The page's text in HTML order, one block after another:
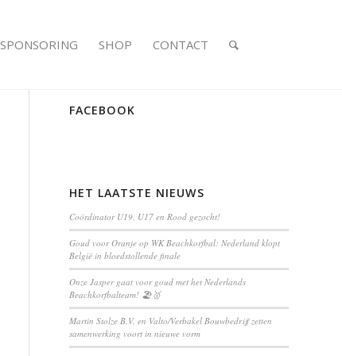
SPONSORING SHOP CONTACT
FACEBOOK
HET LAATSTE NIEUWS
Coördinator U19, U17 en Rood gezocht!
Goud voor Oranje op WK Beachkorfbal: Nederland klopt
België in bloedstollende finale
Onze Jasper gaat voor goud met het Nederlands
Beachkorfbalteam! 🏖️🥇
Martin Stolze B.V. en Valto/Verbakel Bouwbedrijf zetten
samenwerking voort in nieuwe vorm